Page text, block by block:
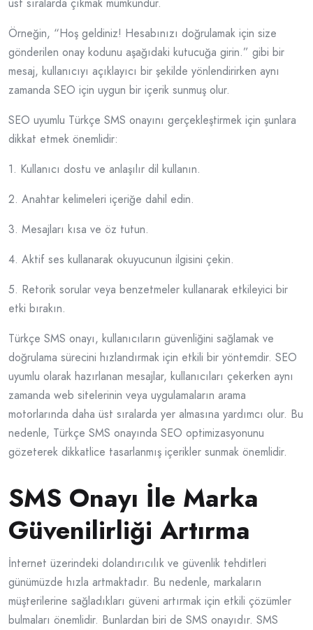
üst sıralarda çıkmak mümkündür.
Örneğin, “Hoş geldiniz! Hesabınızı doğrulamak için size
gönderilen onay kodunu aşağıdaki kutucuğa girin.” gibi bir
mesaj, kullanıcıyı açıklayıcı bir şekilde yönlendirirken aynı
zamanda SEO için uygun bir içerik sunmuş olur.
SEO uyumlu Türkçe SMS onayını gerçekleştirmek için şunlara
dikkat etmek önemlidir:
1. Kullanıcı dostu ve anlaşılır dil kullanın.
2. Anahtar kelimeleri içeriğe dahil edin.
3. Mesajları kısa ve öz tutun.
4. Aktif ses kullanarak okuyucunun ilgisini çekin.
5. Retorik sorular veya benzetmeler kullanarak etkileyici bir
etki bırakın.
Türkçe SMS onayı, kullanıcıların güvenliğini sağlamak ve
doğrulama sürecini hızlandırmak için etkili bir yöntemdir. SEO
uyumlu olarak hazırlanan mesajlar, kullanıcıları çekerken aynı
zamanda web sitelerinin veya uygulamaların arama
motorlarında daha üst sıralarda yer almasına yardımcı olur. Bu
nedenle, Türkçe SMS onayında SEO optimizasyonunu
gözeterek dikkatlice tasarlanmış içerikler sunmak önemlidir.
SMS Onayı İle Marka
Güvenilirliği Artırma
İnternet üzerindeki dolandırıcılık ve güvenlik tehditleri
günümüzde hızla artmaktadır. Bu nedenle, markaların
müşterilerine sağladıkları güveni artırmak için etkili çözümler
bulmaları önemlidir. Bunlardan biri de SMS onayıdır. SMS